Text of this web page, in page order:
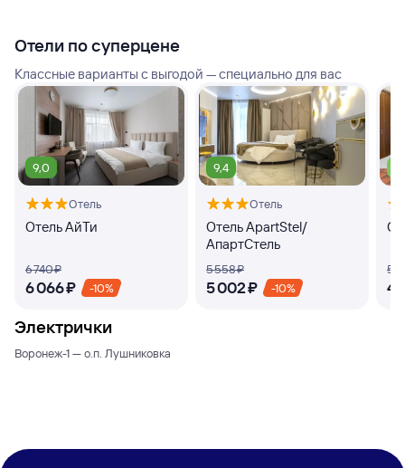
Отели по суперцене
Классные варианты с выгодой — специально для вас
9,0
Отель
Отель АйТи
6 ⁠740 ⁠₽
6 ⁠066 ⁠₽ -10%
9,4
Отель
Отель ApartStel/
АпартСтель
5 ⁠558 ⁠₽
5 ⁠002 ⁠₽ -10%
5
4
Электрички
Воронеж-1 — о.п. Лушниковка